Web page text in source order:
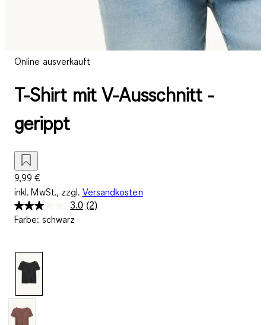
Online ausverkauft
T-Shirt mit V-Ausschnitt -
gerippt
9,99 €
inkl. MwSt., zzgl. Versandkosten
3.0 2
(2)
Farbe: schwarz